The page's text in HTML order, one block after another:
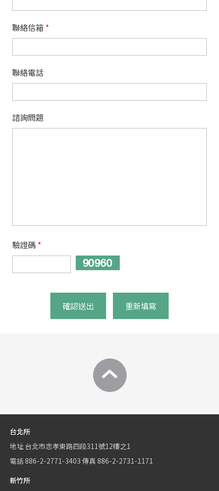
聯絡信箱 *
聯絡電話
諮詢問題
驗證碼 *
確認送出 重新填寫
台北所
地址 台北市忠孝東路四段311號12樓之1
電話886-2-2771-3403 傳真 886-2-2731-1171
新竹所